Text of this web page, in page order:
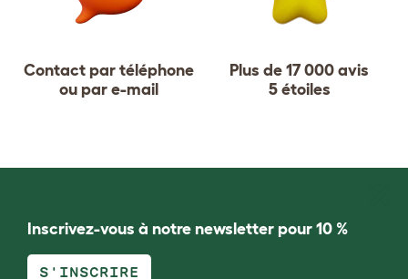
Contact par téléphone
ou par e-mail
Plus de 17 000 avis
5 étoiles
Inscrivez-vous à notre newsletter pour 10 %
S'INSCRIRE